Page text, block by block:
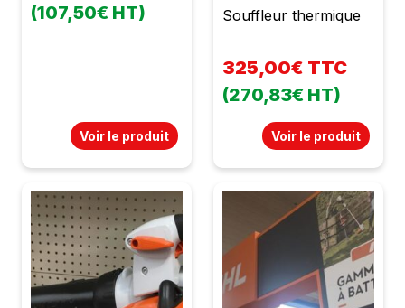
(107,50€ HT)
Voir le produit
Souffleur thermique
325,00€ TTC
(270,83€ HT)
Voir le produit